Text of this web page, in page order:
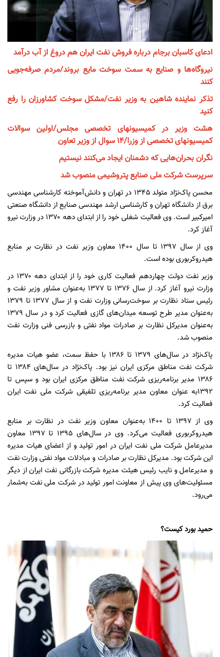
ادعای کاسبان برجام درباره فروش نفت ایران هم دروغ از آب درآمد
نیروگاه‌ها و صنایع به سمت سوخت‌ مایع بروند/مردم صرفه‌جویی
کنند
تذکر نماینده شاهین به وزیر نفت/مشکل سوخت کشاورزان را رفع
کنید
هشت وزیر در کمیسیونهای تخصصی مجلس/اولین سوالات
کمیسیونهای تخصصی از وزرا/14 سوال از وزیر تعاون
نگران بحران‌هایی که دشمنان ایجاد می‌کنند نیستیم
سرپرست شرکت ملی صنایع پتروشیمی منصوب شد
محسن پاک‌نژاد متولد ۱۳۴۵ در تهران و دانش‌آموخته کارشناسی مهندسی
برق از دانشگاه تهران و کارشناسی ارشد مهندسی صنایع از دانشگاه صنعتی
امیرکبیر است. وی فعالیت شغلی خود را از ابتدای دهه ۱۳۷۰ در وزارت نیرو
آغاز کرد.
وی از سال ۱۳۹۷ تا سال ۱۴۰۰ معاون وزیر نفت در نظارت بر منابع
هیدروکربوری بوده است.
وزیر نفت دولت چهاردهم فعالیت کاری خود را از ابتدای دهه ۱۳۷۰ در
وزارت نیرو آغاز کرد. از سال ۱۳۷۶ تا ۱۳۷۷ به‌عنوان مشاور وزیر نفت و
رئیس ستاد نظارت بر سوخت‌رسانی وزارت نفت و از سال ۱۳۷۷ تا ۱۳۷۹
به‌عنوان مدیر طرح توسعه میدان‌های گازی فعالیت کرد و در سال ۱۳۷۹
به‌عنوان مدیرکل نظارت بر صادرات مواد نفتی و بازرسی فنی وزارت نفت
منصوب شد.
پاک‌نژاد در سال‌های ۱۳۷۹ تا ۱۳۸۶ با حفظ سمت، عضو هیات مدیره
شرکت نفت مناطق مرکزی ایران نیز بود. پاک‌نژاد در سال‌های ۱۳۸۴ تا
۱۳۸۶ مدیر برنامه‌ریزی شرکت نفت مناطق مرکزی ایران بود و سپس تا
۱۳۹۲به عنوان معاون مدیر برنامه‌ریزی تلفیقی شرکت ملی نفت ایران
فعالیت کرد.
وی از ۱۳۹۷ تا ۱۴۰۰ به‌عنوان معاون وزیر نفت در نظارت بر منابع
هیدروکربوری فعالیت می‌کرد. وی در سال‌های ۱۳۹۵ تا ۱۳۹۷ معاون
مدیرعامل شرکت ملی نفت ایران در امور تولید و از اعضای هیات مدیره
این شرکت بود. مدیرکل نظارت بر صادرات و مبادلات مواد نفتی وزارت نفت
و مدیرعامل و نایب رئیس هیئت مدیره شرکت بازرگانی نفت ایران از دیگر
مسئولیت‌های وی پیش از معاونت امور تولید در شرکت ملی نفت به‌شمار
می‌رود.
حمید بورد کیست؟